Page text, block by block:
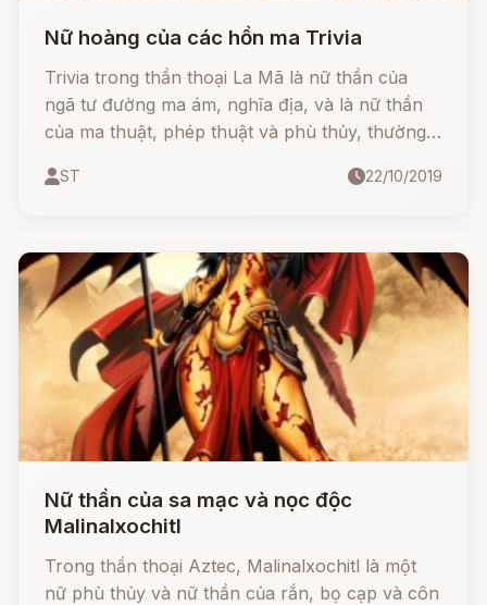
Nữ hoàng của các hồn ma Trivia
Trivia trong thần thoại La Mã là nữ thần của
ngã tư đường ma ám, nghĩa địa, và là nữ thần
của ma thuật, phép thuật và phù thủy, thường
cô đi lang thang.
ST 22/10/2019
Nữ thần của sa mạc và nọc độc
Malinalxochitl
Trong thần thoại Aztec, Malinalxochitl là một
nữ phù thủy và nữ thần của rắn, bọ cạp và côn